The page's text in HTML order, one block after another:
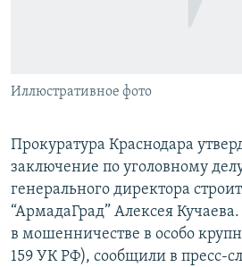
Все сайты РСЕ/РС
Иллюстративное фото
Прокуратура Краснодара
заключение по уголовному
генерального директора
“АрмадаГрад” Алексея
в мошенничестве в особо
159 УК РФ), сообщили в пресс-